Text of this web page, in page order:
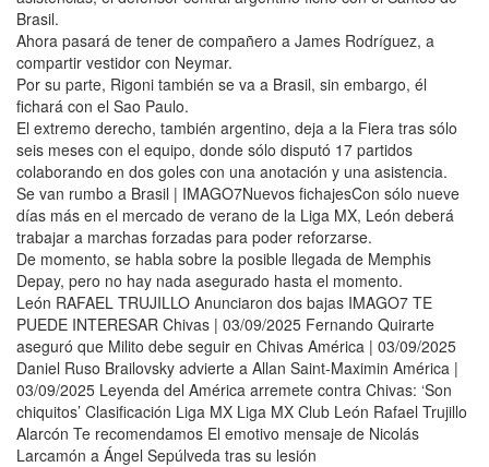
Brasil.
Ahora pasará de tener de compañero a James Rodríguez, a
compartir vestidor con Neymar.
Por su parte, Rigoni también se va a Brasil, sin embargo, él
fichará con el Sao Paulo.
El extremo derecho, también argentino, deja a la Fiera tras sólo
seis meses con el equipo, donde sólo disputó 17 partidos
colaborando en dos goles con una anotación y una asistencia.
Se van rumbo a Brasil | IMAGO7Nuevos fichajesCon sólo nueve
días más en el mercado de verano de la Liga MX, León deberá
trabajar a marchas forzadas para poder reforzarse.
De momento, se habla sobre la posible llegada de Memphis
Depay, pero no hay nada asegurado hasta el momento.
León RAFAEL TRUJILLO Anunciaron dos bajas IMAGO7 TE
PUEDE INTERESAR Chivas | 03/09/2025 Fernando Quirarte
aseguró que Milito debe seguir en Chivas América | 03/09/2025
Daniel Ruso Brailovsky advierte a Allan Saint-Maximin América |
03/09/2025 Leyenda del América arremete contra Chivas: ‘Son
chiquitos’ Clasificación Liga MX Liga MX Club León Rafael Trujillo
Alarcón Te recomendamos El emotivo mensaje de Nicolás
Larcamón a Ángel Sepúlveda tras su lesión